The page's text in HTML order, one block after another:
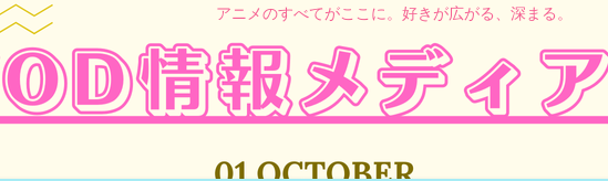
アニメのすべてがここに。好きが広がる、深まる。